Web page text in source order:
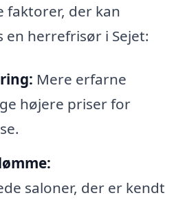
faktorer, der kan
en herrefrisør i Sejet:
Mere erfarne
højere priser for
saloner, der er kendt